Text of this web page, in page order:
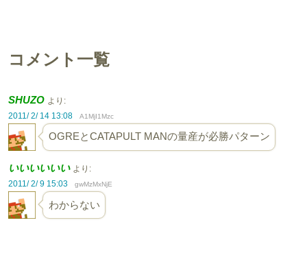
コメント一覧
SHUZO より:
2011/ 2/ 14 13:08
A1MjI1Mzc
OGREとCATAPULT MANの量産が必勝パターン
いいいいいい より:
2011/ 2/ 9 15:03
gwMzMxNjE
わからない